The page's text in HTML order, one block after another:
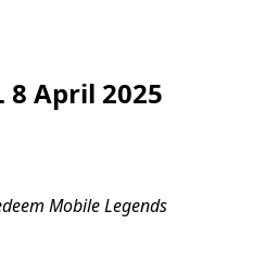
8 April 2025
Mobile Legends